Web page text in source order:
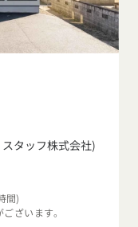
タッフ株式会社)
間)
ざいます。